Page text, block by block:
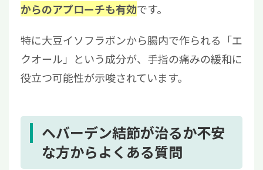
からのアプローチも有効です。
特に大豆イソフラボンから腸内で作られる「エ
クオール」という成分が、手指の痛みの緩和に
役立つ可能性が示唆されています。
ヘバーデン結節が治るか不安
な方からよくある質問